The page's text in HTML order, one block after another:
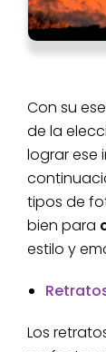
Con su
de la
lograr ese
tipos de
bien para
estilo y
Los